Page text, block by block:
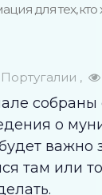
для тех, кто
собраны
о
важно
там или